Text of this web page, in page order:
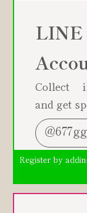
Collect
and get
Register by